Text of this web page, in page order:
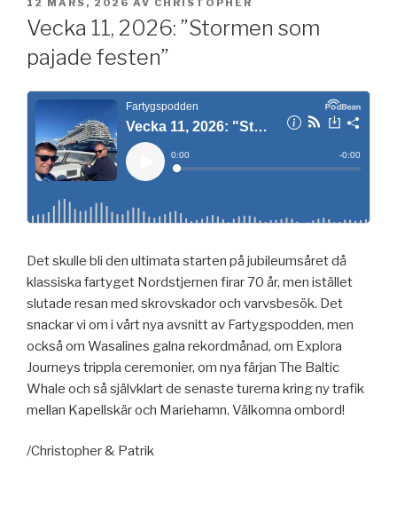
12 MARS, 2026 AV CHRISTOPHER
Vecka 11, 2026: ”Stormen som
pajade festen”
Det skulle bli den ultimata starten på jubileumsåret då
klassiska fartyget Nordstjernen firar 70 år, men istället
slutade resan med skrovskador och varvsbesök. Det
snackar vi om i vårt nya avsnitt av Fartygspodden, men
också om Wasalines galna rekordmånad, om Explora
Journeys trippla ceremonier, om nya färjan The Baltic
Whale och så självklart de senaste turerna kring ny trafik
mellan Kapellskär och Mariehamn. Välkomna ombord!
/Christopher & Patrik